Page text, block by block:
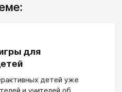
для
детей уже